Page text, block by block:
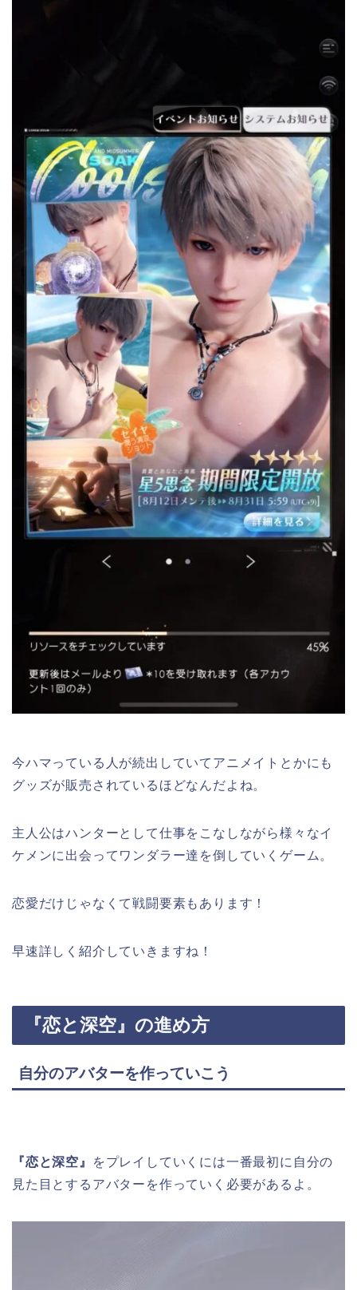
今ハマっている人が続出していてアニメイトとかにも
グッズが販売されているほどなんだよね。
主人公はハンターとして仕事をこなしながら様々なイ
ケメンに出会ってワンダラー達を倒していくゲーム。
恋愛だけじゃなくて戦闘要素もあります！
早速詳しく紹介していきますね！
『恋と深空』 の進め方
自分のアバターを作っていこう
『恋と深空』
をプレイしていくには一番最初に自分の
見た目とするアバターを作っていく必要があるよ。